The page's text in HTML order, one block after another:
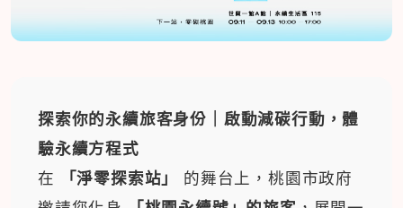
探索你的永續旅客身份｜啟動減碳行動，體
驗永續方程式
在
「淨零探索站」
的舞台上，桃園市政府